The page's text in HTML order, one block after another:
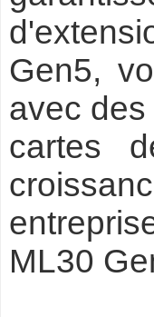
Gen5,
avec
cartes
ML30